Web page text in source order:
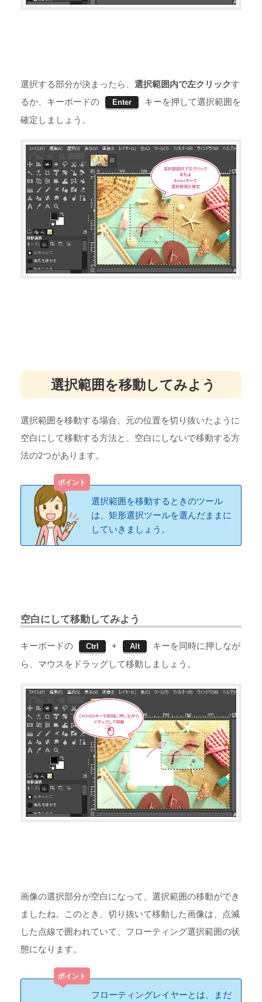
選択する部分が決まったら、 選択範囲内で左クリックす
るか、キーボードの
Enter
キーを押して選択範囲を
確定しましょう。
選択範囲を移動してみよう
選択範囲を移動する場合、元の位置を切り抜いたように
空白にして移動する方法と、空白にしないで移動する方
法の2つがあります。
選択範囲を移動するときのツール
は、矩形選択ツールを選んだままに
していきましょう。
空白にして移動してみよう
キーボードの Ctrl + Alt
キーを同時に押しなが
ら、マウスをドラッグして移動しましょう。
画像の選択部分が空白になって、選択範囲の移動ができ
ましたね。このとき、切り抜いて移動した画像は、点滅
した点線で囲われていて、フローティング選択範囲の状
態になります。
フローティングレイヤーとは、まだ